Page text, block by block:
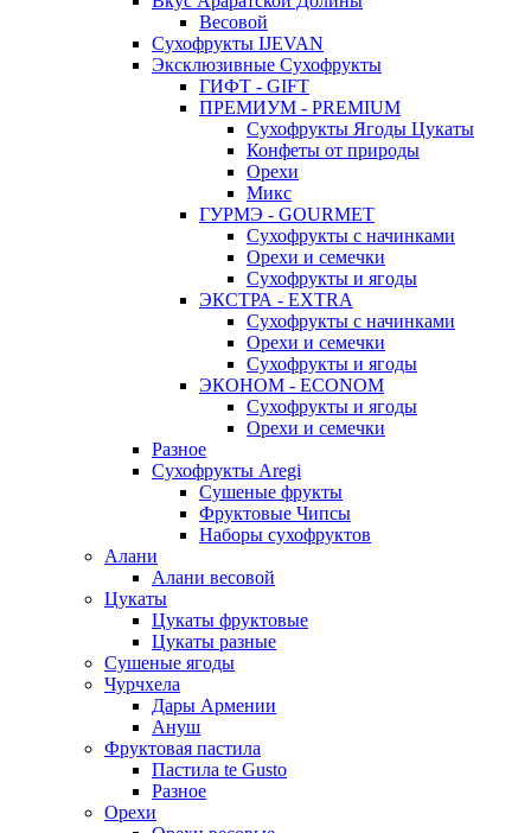
Весовой
Сухофрукты IJEVAN
Эксклюзивные Сухофрукты
ГИФТ - GIFT
ПРЕМИУМ - PREMIUM
Сухофрукты Ягоды Цукаты
Конфеты от природы
Орехи
Микс
ГУРМЭ - GOURMET
Сухофрукты с начинками
Орехи и семечки
Сухофрукты и ягоды
ЭКСТРА - EXTRA
Сухофрукты с начинками
Орехи и семечки
Сухофрукты и ягоды
ЭКОНОМ - ECONOM
Сухофрукты и ягоды
Орехи и семечки
Разное
Сухофрукты Aregi
Сушеные фрукты
Фруктовые Чипсы
Наборы сухофруктов
Алани
Алани весовой
Цукаты
Цукаты фруктовые
Цукаты разные
Сушеные ягоды
Чурчхела
Дары Армении
Ануш
Фруктовая пастила
Пастила te Gusto
Разное
Орехи